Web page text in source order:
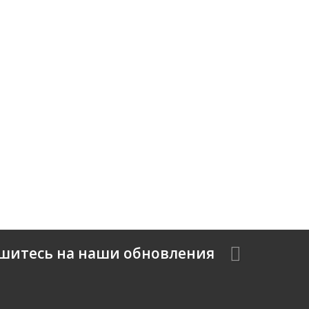
на наши обновления